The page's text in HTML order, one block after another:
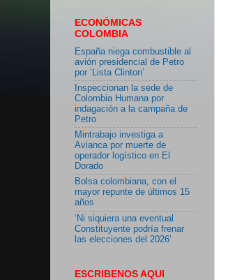
ECONÓMICAS
COLOMBIA
España niega combustible al
avión presidencial de Petro
por ‘Lista Clinton’
Inspeccionan la sede de
Colombia Humana por
indagación a la campaña de
Petro
Mintrabajo investiga a
Avianca por muerte de
operador logístico en El
Dorado
Bolsa colombiana, con el
mayor repunte de últimos 15
años
‘Ni siquiera una eventual
Constituyente podría frenar
las elecciones del 2026’
ESCRIBENOS AQUI